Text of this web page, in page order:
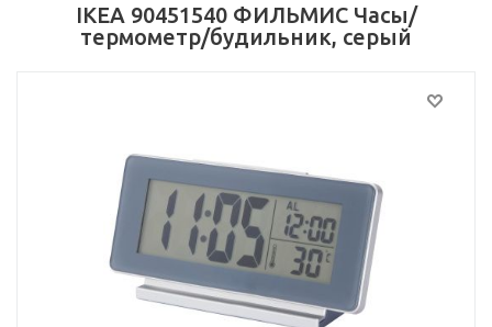
IKEA 90451540 ФИЛЬМИС Часы/
термометр/будильник, серый